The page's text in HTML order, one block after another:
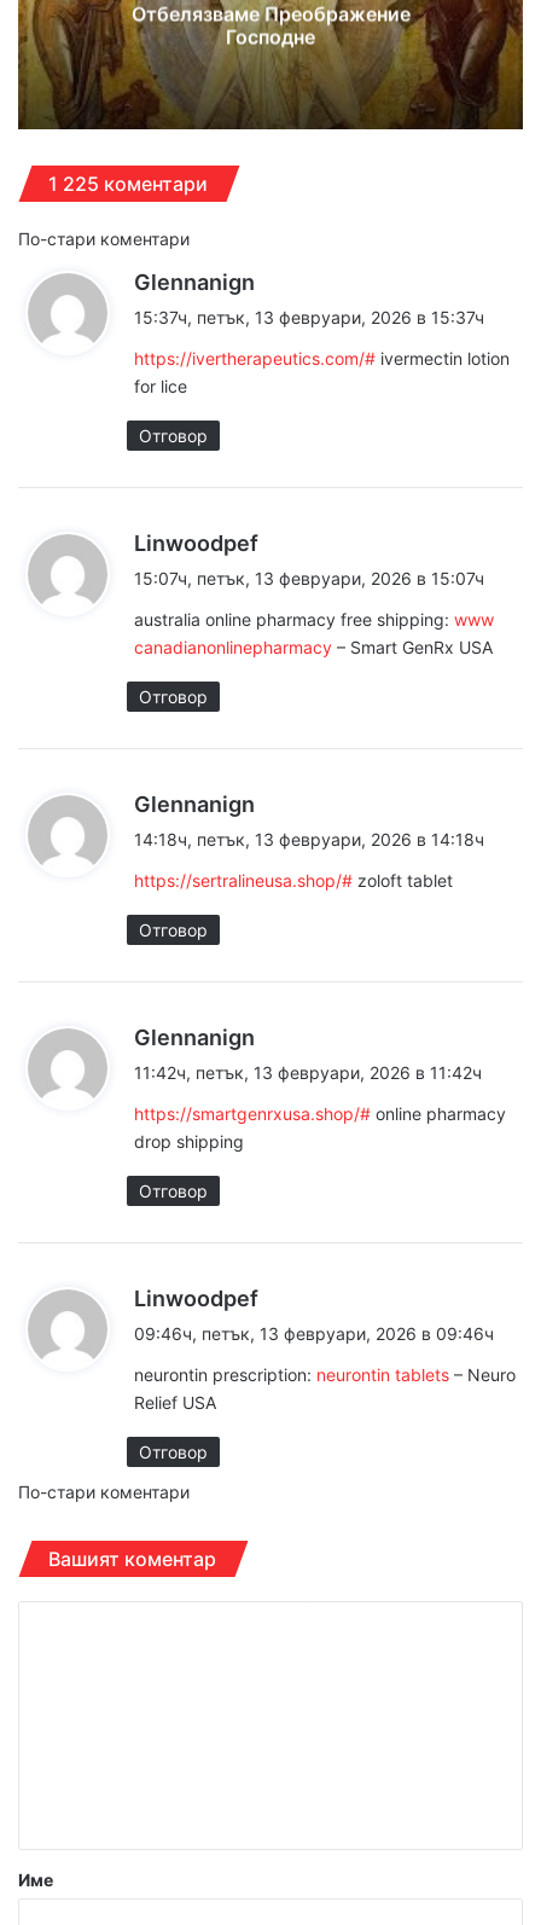
Отбелязваме Преображение
Господне
1 225 коментари
Навигация
за
коментарите
По-стари коментари
Glennanign
а
а
15:37ч, петък, 13 февруари, 2026 в 15:37ч
https://ivertherapeutics.com/# ivermectin lotion
for lice
Отговор
Linwoodpef
а
а
:
15:07ч, петък, 13 февруари, 2026 в 15:07ч
australia online pharmacy free shipping: www
canadianonlinepharmacy – Smart GenRx USA
Отговор
Glennanign
а
а
14:18ч, петък, 13 февруари, 2026 в 14:18ч
https://sertralineusa.shop/# zoloft tablet
Отговор
Glennanign
а
а
11:42ч, петък, 13 февруари, 2026 в 11:42ч
https://smartgenrxusa.shop/# online pharmacy
drop shipping
Отговор
Linwoodpef
а
а
09:46ч, петък, 13 февруари, 2026 в 09:46ч
neurontin prescription: neurontin tablets – Neuro
Relief USA
Отговор
Навигация
за
коментарите
По-стари коментари
Вашият коментар
р
Име